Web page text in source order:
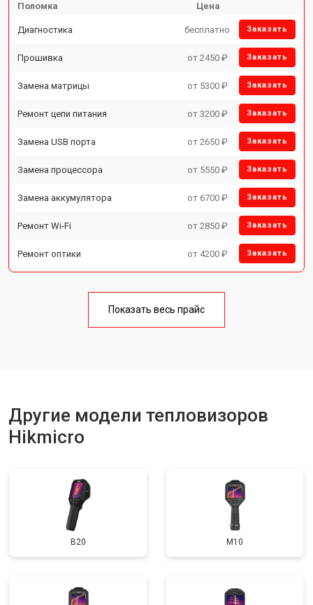
Поломка Цена
Диагностика бесплатно Заказать
Прошивка от 2450 ₽ Заказать
Замена матрицы от 5300 ₽ Заказать
Ремонт цепи питания от 3200 ₽ Заказать
Замена USB порта от 2650 ₽ Заказать
Замена процессора от 5550 ₽ Заказать
Замена аккумулятора от 6700 ₽ Заказать
Ремонт Wi-Fi от 2850 ₽ Заказать
Ремонт оптики от 4200 ₽ Заказать
Показать весь прайс
Другие модели тепловизоров
Hikmicro
B20 M10